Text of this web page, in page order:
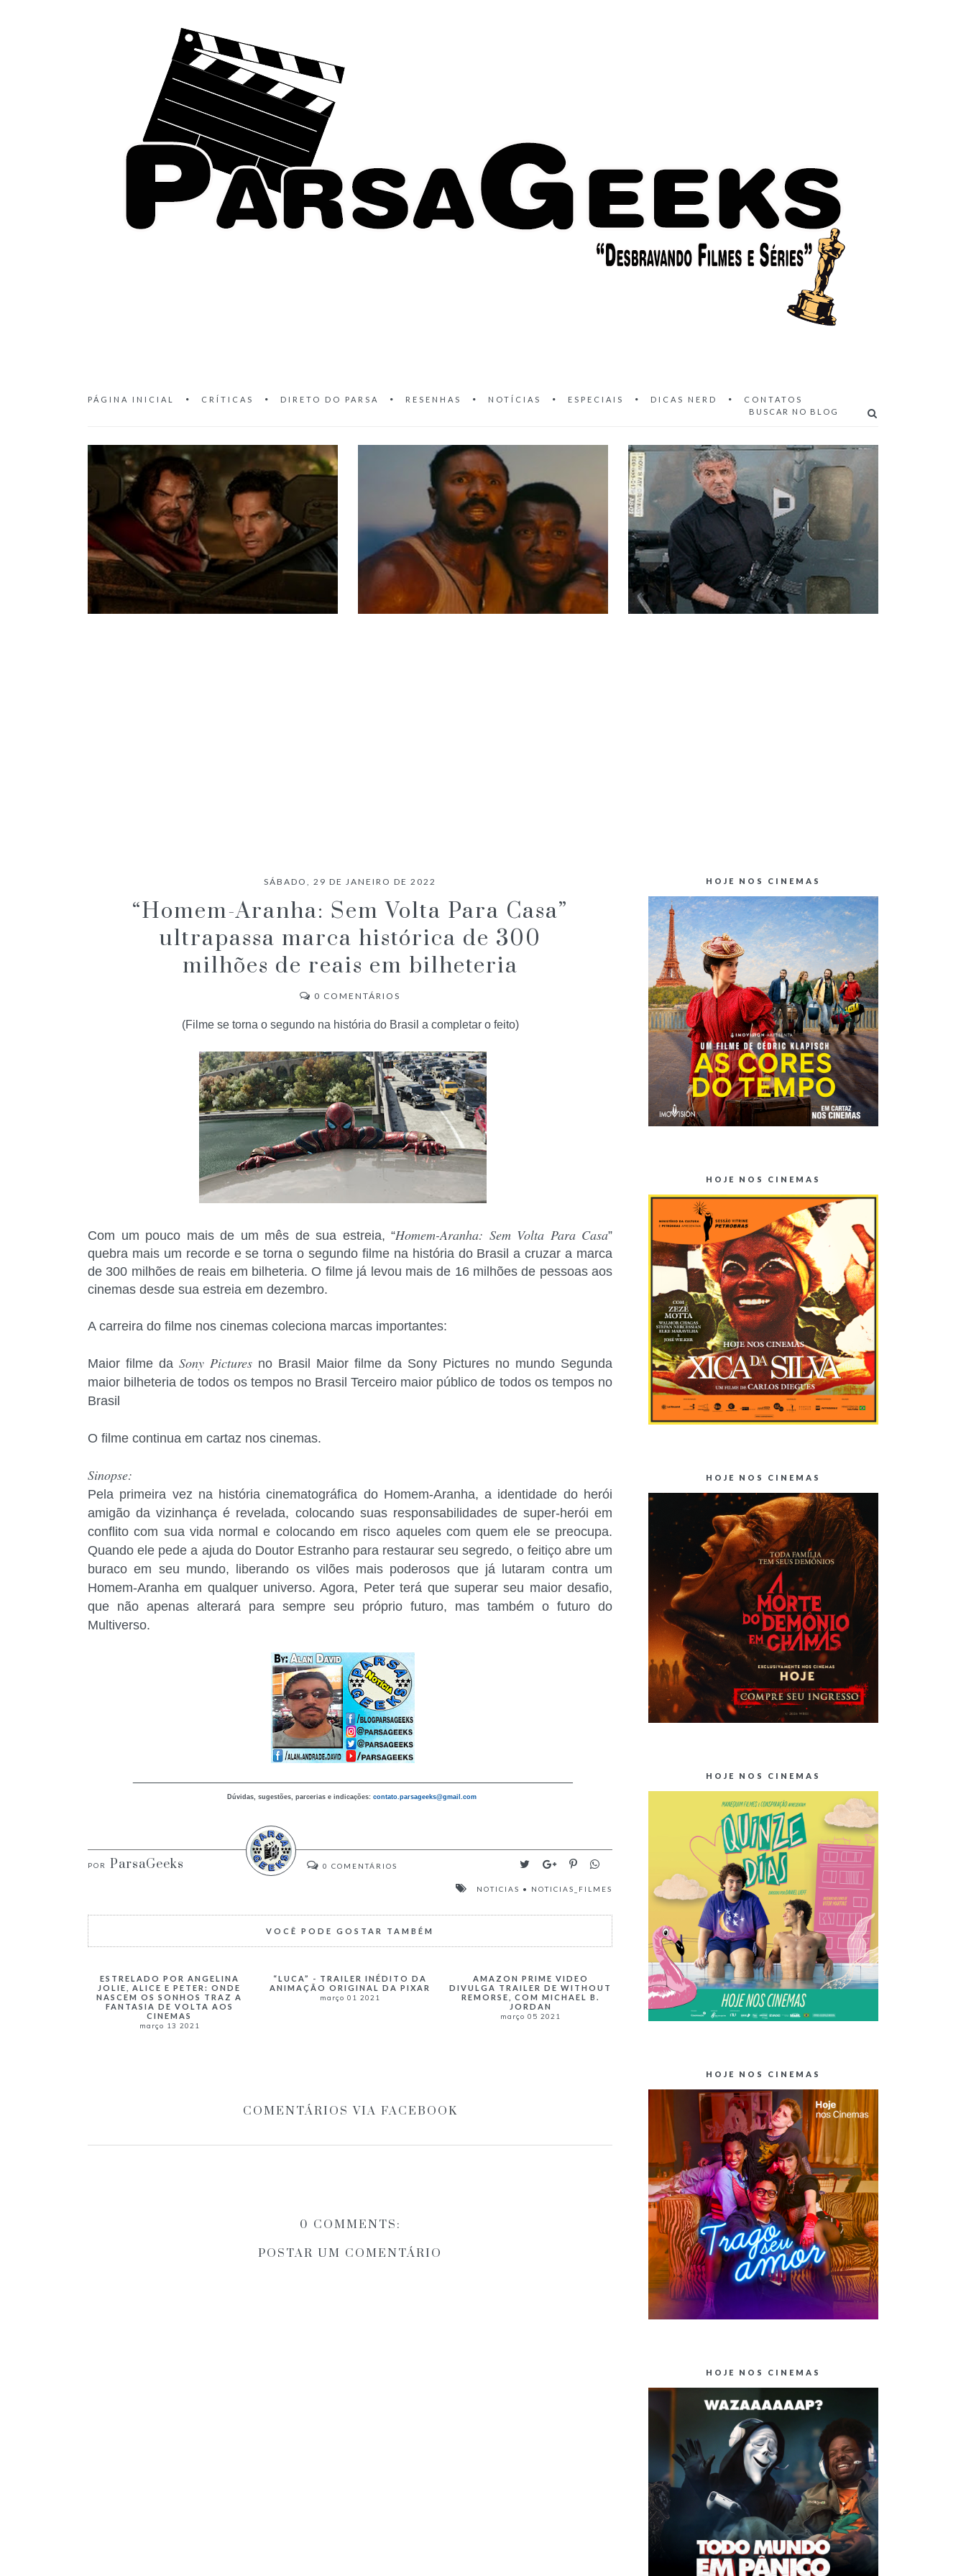
PÁGINA INICIAL CRÍTICAS DIRETO DO PARSA RESENHAS NOTÍCIAS ESPECIAIS DICAS NERD CONTATOS
SÁBADO, 29 DE JANEIRO DE 2022
“Homem-Aranha: Sem Volta Para Casa”
ultrapassa marca histórica de 300
milhões de reais em bilheteria
0 COMENTÁRIOS
(Filme se torna o segundo na história do Brasil a completar o feito)
Com um pouco mais de um mês de sua estreia, “Homem-Aranha: Sem Volta Para Casa”
quebra mais um recorde e se torna o segundo filme na história do Brasil a cruzar a marca
de 300 milhões de reais em bilheteria. O filme já levou mais de 16 milhões de pessoas aos
cinemas desde sua estreia em dezembro.
A carreira do filme nos cinemas coleciona marcas importantes:
Maior filme da Sony Pictures no Brasil Maior filme da Sony Pictures no mundo Segunda
maior bilheteria de todos os tempos no Brasil Terceiro maior público de todos os tempos no
Brasil
O filme continua em cartaz nos cinemas.
Sinopse:
Pela primeira vez na história cinematográfica do Homem-Aranha, a identidade do herói
amigão da vizinhança é revelada, colocando suas responsabilidades de super-herói em
conflito com sua vida normal e colocando em risco aqueles com quem ele se preocupa.
Quando ele pede a ajuda do Doutor Estranho para restaurar seu segredo, o feitiço abre um
buraco em seu mundo, liberando os vilões mais poderosos que já lutaram contra um
Homem-Aranha em qualquer universo. Agora, Peter terá que superar seu maior desafio,
que não apenas alterará para sempre seu próprio futuro, mas também o futuro do
Multiverso.
Dúvidas, sugestões, parcerias e indicações: contato.parsageeks@gmail.com
ParsaGeeks 0 COMENTÁRIOS
NOTICIAS • NOTICIAS_FILMES
VOCÊ PODE GOSTAR TAMBÉM
ESTRELADO POR ANGELINA
JOLIE, ALICE E PETER: ONDE
NASCEM OS SONHOS TRAZ A
FANTASIA DE VOLTA AOS
CINEMAS
março 13 2021
“LUCA” - TRAILER INÉDITO DA
ANIMAÇÃO ORIGINAL DA PIXAR
março 01 2021
AMAZON PRIME VIDEO
DIVULGA TRAILER DE WITHOUT
REMORSE, COM MICHAEL B.
JORDAN
março 05 2021
COMENTÁRIOS VIA FACEBOOK
0 COMMENTS:
POSTAR UM COMENTÁRIO
HOJE NOS CINEMAS
HOJE NOS CINEMAS
HOJE NOS CINEMAS
HOJE NOS CINEMAS
HOJE NOS CINEMAS
HOJE NOS CINEMAS